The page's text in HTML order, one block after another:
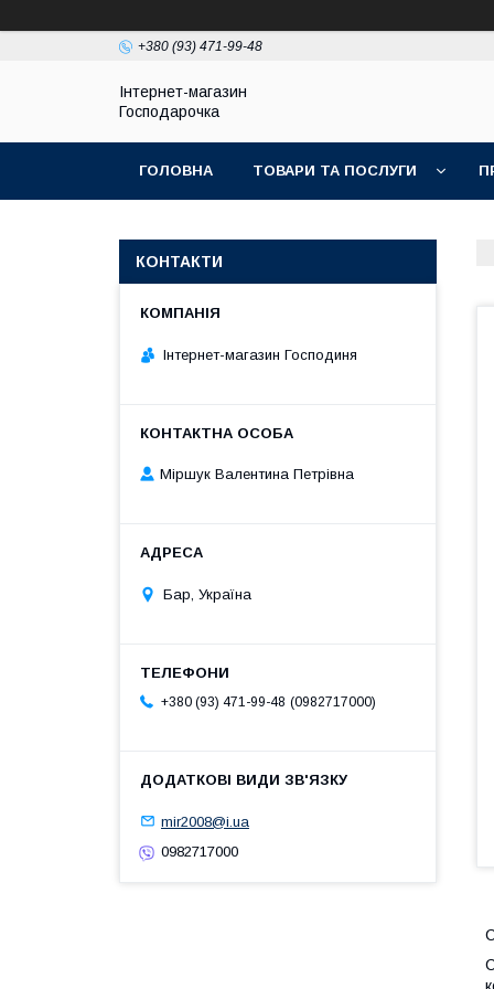
+380 (93) 471-99-48
Інтернет-магазин
Господарочка
ГОЛОВНА ТОВАРИ ТА ПОСЛУГИ
КОНТАКТИ
Інтернет-магазин Господиня
Міршук Валентина Петрівна
Бар, Україна
+380 (93) 471-99-48 0982717000
mir2008@i.ua
0982717000